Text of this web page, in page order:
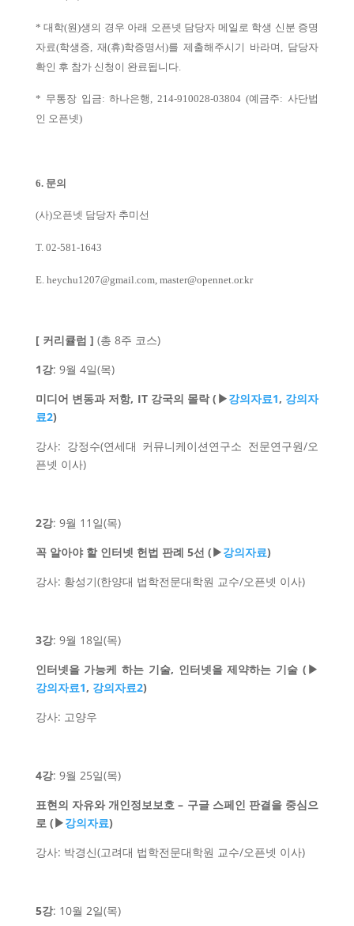
* 대학(원)생의 경우 아래 오픈넷 담당자 메일로 학생 신분 증명
자료(학생증, 재(휴)학증명서)를 제출해주시기 바라며, 담당자
확인 후 참가 신청이 완료됩니다.
* 무통장 입금: 하나은행, 214-910028-03804 (예금주: 사단법
인 오픈넷)
6. 문의
(사)오픈넷 담당자 추미선
T. 02-581-1643
E. heychu1207@gmail.com, master@opennet.or.kr
[ 커리큘럼 ] (총 8주 코스)
1강: 9월 4일(목)
미디어 변동과 저항, IT 강국의 몰락 (▶강의자료1, 강의자
료2)
강사: 강정수(연세대 커뮤니케이션연구소 전문연구원/오
픈넷 이사)
2강: 9월 11일(목)
꼭 알아야 할 인터넷 헌법 판례 5선 (▶강의자료)
강사: 황성기(한양대 법학전문대학원 교수/오픈넷 이사)
3강: 9월 18일(목)
인터넷을 가능케 하는 기술, 인터넷을 제약하는 기술 (▶
강의자료1, 강의자료2)
강사: 고양우
4강: 9월 25일(목)
표현의 자유와 개인정보보호 – 구글 스페인 판결을 중심으
로 (▶강의자료)
강사: 박경신(고려대 법학전문대학원 교수/오픈넷 이사)
5강: 10월 2일(목)